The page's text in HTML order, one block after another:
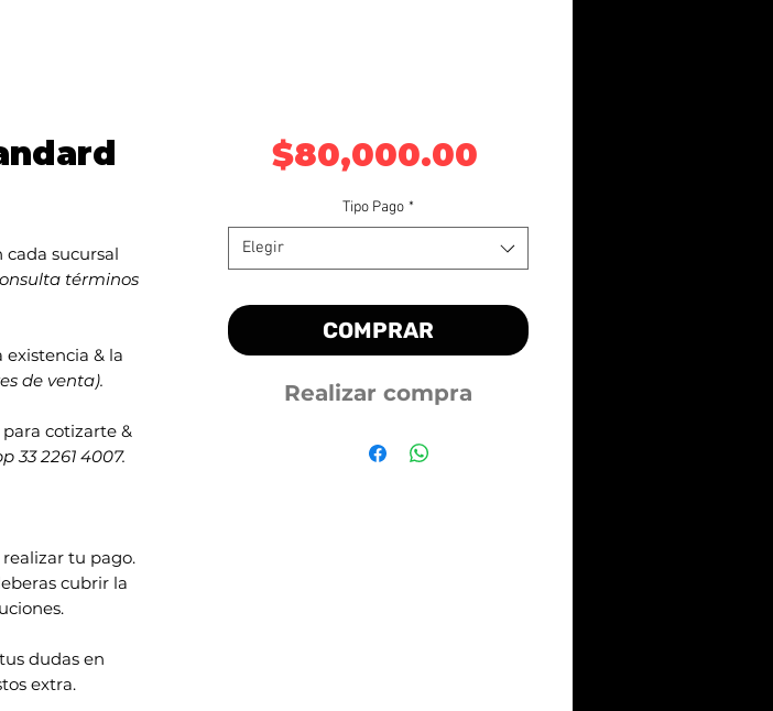
cada sucursal
términos
& la
de venta).
cotizarte &
33 2261 4007.
tu pago.
cubrir la
dudas en
extra.
$80,000.00
Tipo Pago *
Elegir
COMPRAR
Realizar compra